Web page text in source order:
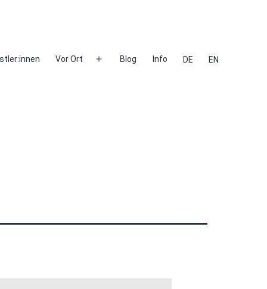
Vor Ort
Menü
Blog Info DE EN